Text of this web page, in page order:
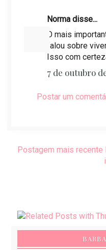
Norma disse...
O mais
falou sobre
Isso com
7 de outubro
Postar um
Postagem mais recente